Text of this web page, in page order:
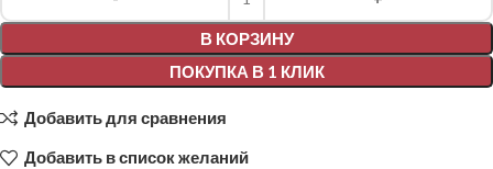
В КОРЗИНУ
ПОКУПКА В 1 КЛИК
Добавить для сравнения
Добавить в список желаний